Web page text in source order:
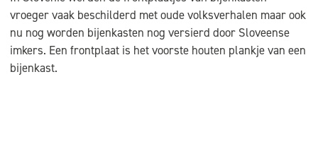
vroeger vaak beschilderd met oude volksverhalen maar ook
nu nog worden bijenkasten nog versierd door Sloveense
imkers. Een frontplaat is het voorste houten plankje van een
bijenkast.